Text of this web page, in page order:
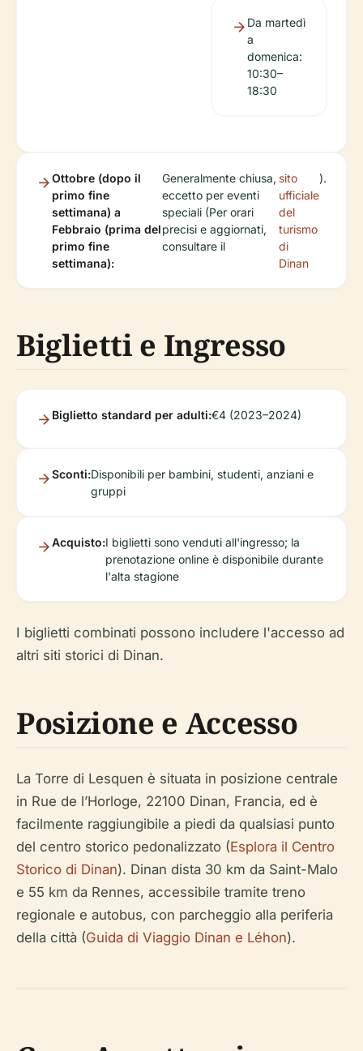
Da martedì
a
domenica:
10:30–
18:30
Ottobre (dopo il
primo fine
settimana) a
Febbraio (prima del
primo fine
settimana):
Generalmente chiusa,
eccetto per eventi
speciali (Per orari
precisi e aggiornati,
consultare il
sito
ufficiale
del
turismo
di
Dinan
).
Biglietti e Ingresso
Biglietto standard per adulti:€4 (2023–2024)
Sconti:Disponibili per bambini, studenti, anziani e
gruppi
Acquisto:I biglietti sono venduti all'ingresso; la
prenotazione online è disponibile durante
l'alta stagione
I biglietti combinati possono includere l'accesso ad
altri siti storici di Dinan.
Posizione e Accesso
La Torre di Lesquen è situata in posizione centrale
in Rue de l’Horloge, 22100 Dinan, Francia, ed è
facilmente raggiungibile a piedi da qualsiasi punto
del centro storico pedonalizzato (Esplora il Centro
Storico di Dinan). Dinan dista 30 km da Saint-Malo
e 55 km da Rennes, accessibile tramite treno
regionale e autobus, con parcheggio alla periferia
della città (Guida di Viaggio Dinan e Léhon).